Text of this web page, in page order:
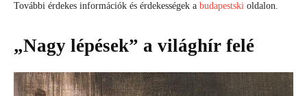
További érdekes információk és érdekességek a budapestski oldalon.
„Nagy lépések” a világhír felé